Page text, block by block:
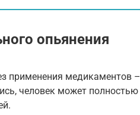
опьянения
применения медикаментов –
человек может полностью